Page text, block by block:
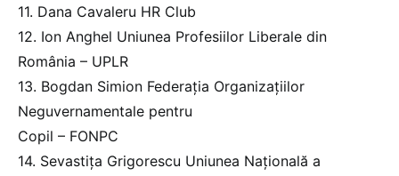
11. Dana Cavaleru HR Club
12. Ion Anghel Uniunea Profesiilor Liberale din
România – UPLR
13. Bogdan Simion Federația Organizațiilor
Neguvernamentale pentru
Copil – FONPC
14. Sevastița Grigorescu Uniunea Națională a